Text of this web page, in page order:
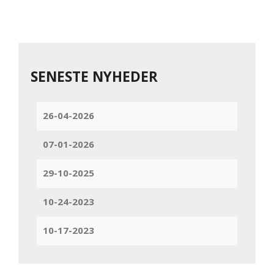
SENESTE NYHEDER
26-04-2026
07-01-2026
29-10-2025
10-24-2023
10-17-2023